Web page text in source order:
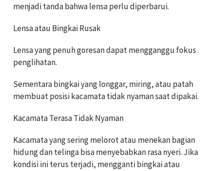
menjadi tanda bahwa lensa perlu diperbarui.
Lensa atau Bingkai Rusak
Lensa yang penuh goresan dapat mengganggu fokus
penglihatan.
Sementara bingkai yang longgar, miring, atau patah
membuat posisi kacamata tidak nyaman saat dipakai.
Kacamata Terasa Tidak Nyaman
Kacamata yang sering melorot atau menekan bagian
hidung dan telinga bisa menyebabkan rasa nyeri. Jika
kondisi ini terus terjadi, mengganti bingkai atau